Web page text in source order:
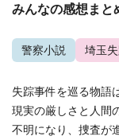
みんなの感想まと
警察小説 埼玉
失踪事件を巡る物語
現実の厳しさと人間
不明になり、捜査が